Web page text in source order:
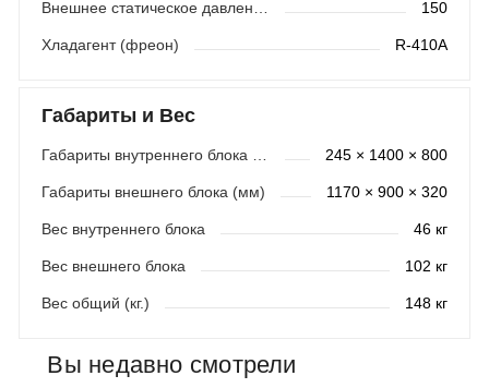
150
Хладагент (фреон) R-410A
Габариты и Вес
245 × 1400 × 800
Габариты внешнего блока (мм) 1170 × 900 × 320
Вес внутреннего блока 46 кг
Вес внешнего блока 102 кг
Вес общий (кг.) 148 кг
Вы недавно смотрели